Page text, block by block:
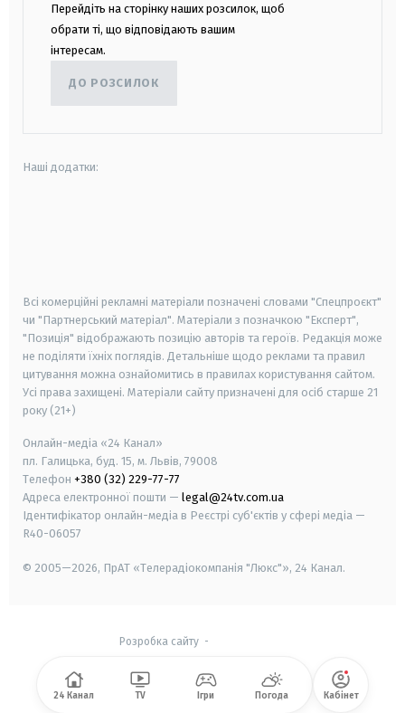
Перейдіть на сторінку наших розсилок, щоб
обрати ті, що відповідають вашим
інтересам.
ДО РОЗСИЛОК
Наші додатки:
Всі комерційні рекламні матеріали позначені словами "Спецпроєкт"
чи "Партнерський матеріал". Матеріали з позначкою "Експерт",
"Позиція" відображають позицію авторів та героїв. Редакція може
не поділяти їхніх поглядів. Детальніше щодо реклами та правил
цитування можна ознайомитись в правилах користування сайтом.
Усі права захищені. Матеріали сайту призначені для осіб старше 21
року (21+)
Онлайн-медіа «24 Канал»
пл. Галицька, буд. 15, м. Львів, 79008
Телефон +380 (32) 229-77-77
Адреса електронної пошти — legal@24tv.com.ua
Ідентифікатор онлайн-медіа в Реєстрі суб'єктів у сфері медіа —
R40-06057
© 2005—2026, ПрАТ «Телерадіокомпанія "Люкс"», 24 Канал.
Розробка сайту-
24 Канал TV Ігри Погода Кабінет